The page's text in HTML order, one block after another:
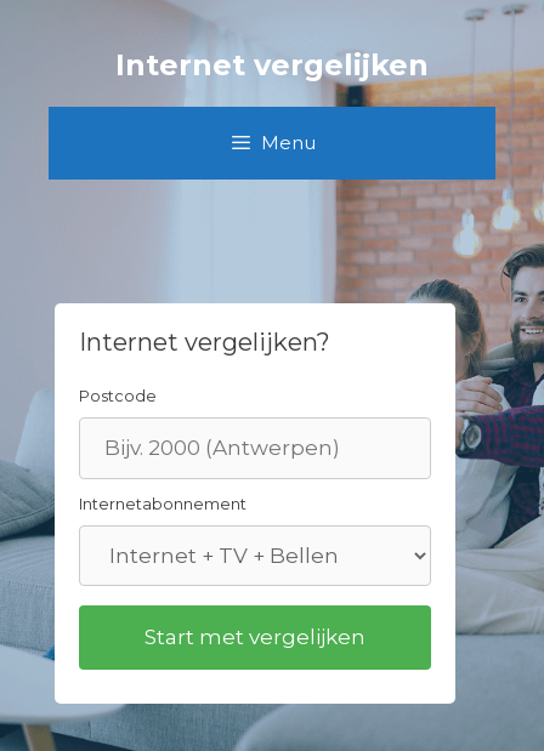
Internet vergelijken
Menu
Internet vergelijken?
Postcode
Internetabonnement